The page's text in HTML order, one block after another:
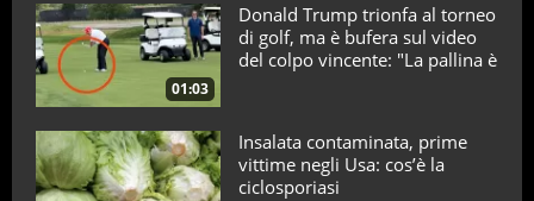
01:03
Donald Trump trionfa al torneo
di golf, ma è bufera sul video
del colpo vincente: "La pallina è
Insalata contaminata, prime
vittime negli Usa: cos’è la
ciclosporiasi